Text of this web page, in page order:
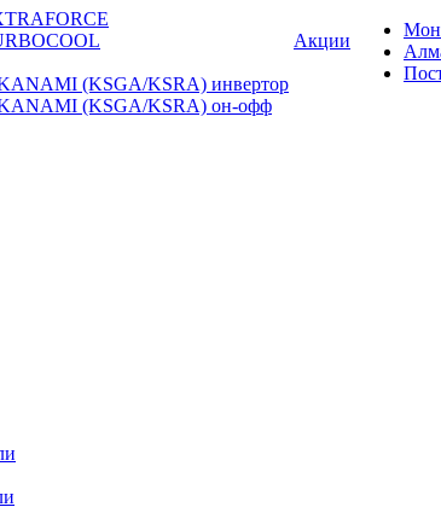
(KSGA/KSRA) инвертор
KANAMI (KSGA/KSRA) он-офф
Акции